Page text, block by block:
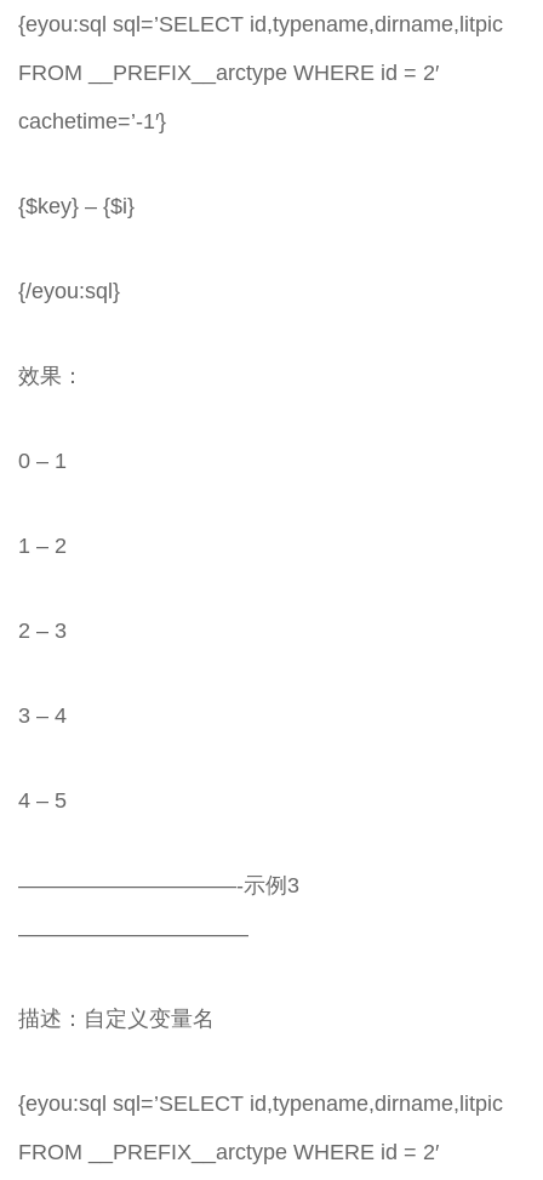
{eyou:sql sql=’SELECT id,typename,dirname,litpic
FROM __PREFIX__arctype WHERE id = 2′
cachetime=’-1′}
{$key} – {$i}
{/eyou:sql}
效果：
0 – 1
1 – 2
2 – 3
3 – 4
4 – 5
——————————-示例3
——————————–
描述：自定义变量名
{eyou:sql sql=’SELECT id,typename,dirname,litpic
FROM __PREFIX__arctype WHERE id = 2′